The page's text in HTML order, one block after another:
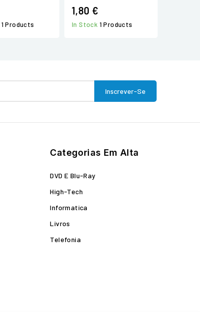
1 Products
1,80 €
In Stock 1 Products
Categorias Em Alta
DVD E Blu-Ray
High-Tech
Informatica
Livros
Telefonia